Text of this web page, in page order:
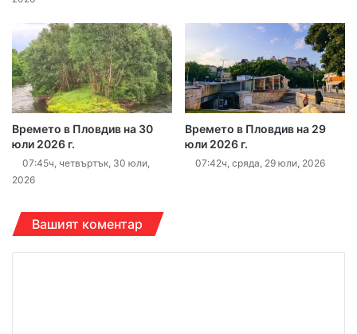
Времето в Пловдив на 30
юли 2026 г.
07:45ч, четвъртък, 30 юли,
2026
Времето в Пловдив на 29
юли 2026 г.
07:42ч, сряда, 29 юли, 2026
Вашият коментар